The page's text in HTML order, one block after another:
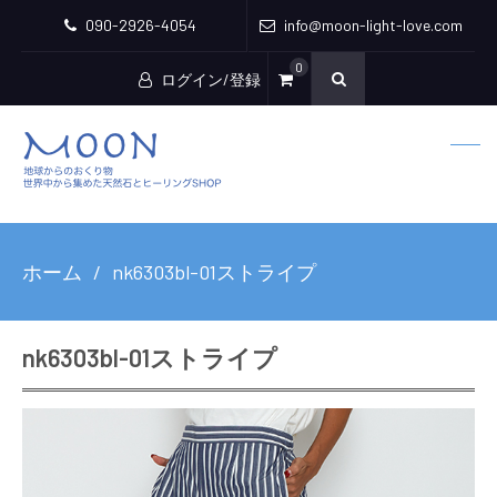
090-2926-4054 info@moon-light-love.com
ログイン/登録
0
ホーム nk6303bl-01ストライプ
nk6303bl-01ストライプ